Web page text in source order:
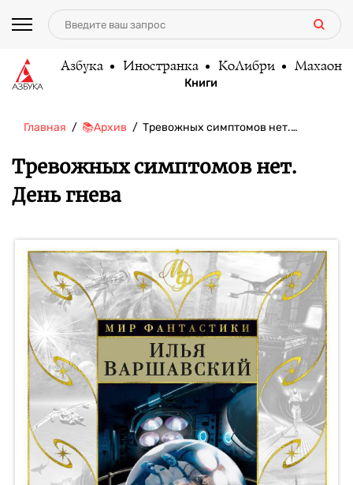
Азбука Иностранка КоЛибри Махаон
Книги
Главная 📚Архив Тревожных симптомов нет.…
Тревожных симптомов нет.
День гнева